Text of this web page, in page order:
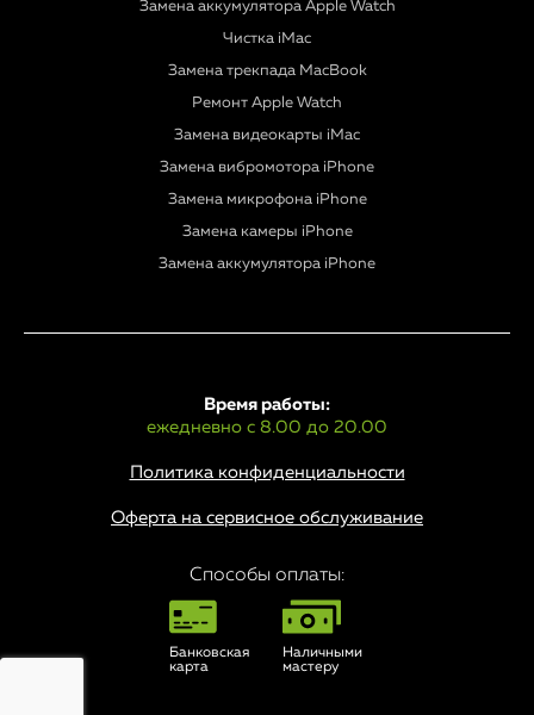
Замена аккумулятора Apple Watch
Чистка iMac
Замена трекпада MacBook
Ремонт Apple Watch
Замена видеокарты iMac
Замена вибромотора iPhone
Замена микрофона iPhone
Замена камеры iPhone
Замена аккумулятора iPhone
Политика конфиденциальности
Время работы:
ежедневно с 8.00 до 20.00
Оферта на сервисное обслуживание
Способы оплаты:
Банковская
карта
Наличными
мастеру